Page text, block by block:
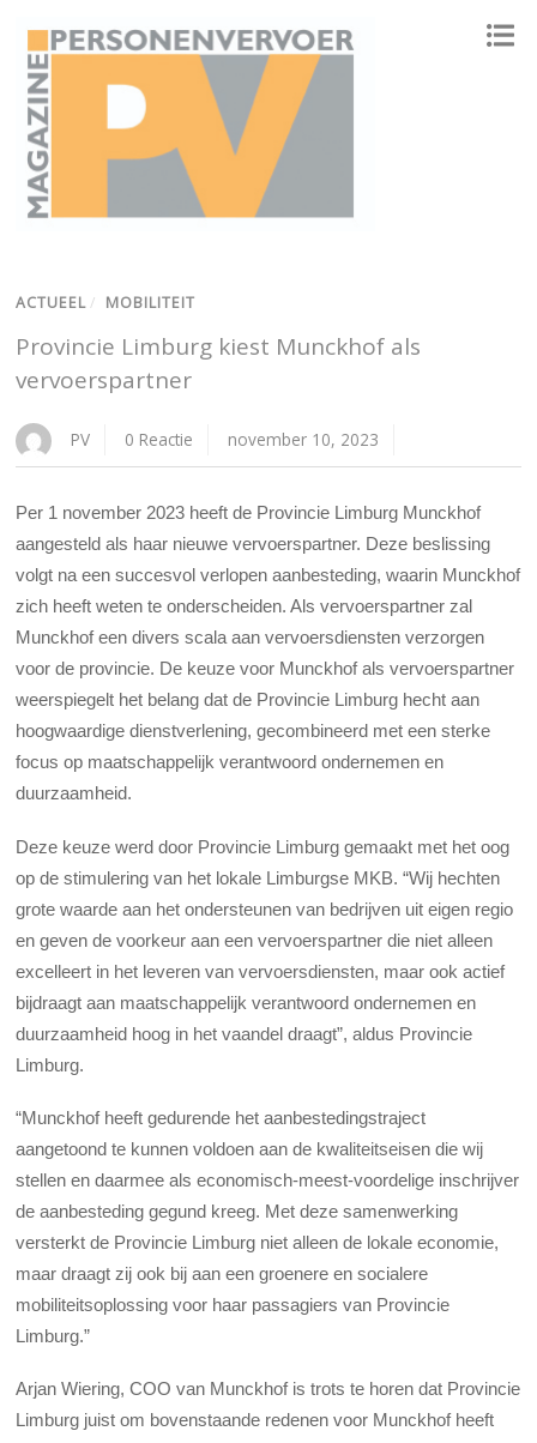
ACTUEEL / MOBILITEIT
Provincie Limburg kiest Munckhof als
vervoerspartner
PV 0 Reactie november 10, 2023
Per 1 november 2023 heeft de Provincie Limburg Munckhof
aangesteld als haar nieuwe vervoerspartner. Deze beslissing
volgt na een succesvol verlopen aanbesteding, waarin Munckhof
zich heeft weten te onderscheiden. Als vervoerspartner zal
Munckhof een divers scala aan vervoersdiensten verzorgen
voor de provincie. De keuze voor Munckhof als vervoerspartner
weerspiegelt het belang dat de Provincie Limburg hecht aan
hoogwaardige dienstverlening, gecombineerd met een sterke
focus op maatschappelijk verantwoord ondernemen en
duurzaamheid.
Deze keuze werd door Provincie Limburg gemaakt met het oog
op de stimulering van het lokale Limburgse MKB. “Wij hechten
grote waarde aan het ondersteunen van bedrijven uit eigen regio
en geven de voorkeur aan een vervoerspartner die niet alleen
excelleert in het leveren van vervoersdiensten, maar ook actief
bijdraagt aan maatschappelijk verantwoord ondernemen en
duurzaamheid hoog in het vaandel draagt”, aldus Provincie
Limburg.
“Munckhof heeft gedurende het aanbestedingstraject
aangetoond te kunnen voldoen aan de kwaliteitseisen die wij
stellen en daarmee als economisch-meest-voordelige inschrijver
de aanbesteding gegund kreeg. Met deze samenwerking
versterkt de Provincie Limburg niet alleen de lokale economie,
maar draagt zij ook bij aan een groenere en socialere
mobiliteitsoplossing voor haar passagiers van Provincie
Limburg.”
Arjan Wiering, COO van Munckhof is trots te horen dat Provincie
Limburg juist om bovenstaande redenen voor Munckhof heeft